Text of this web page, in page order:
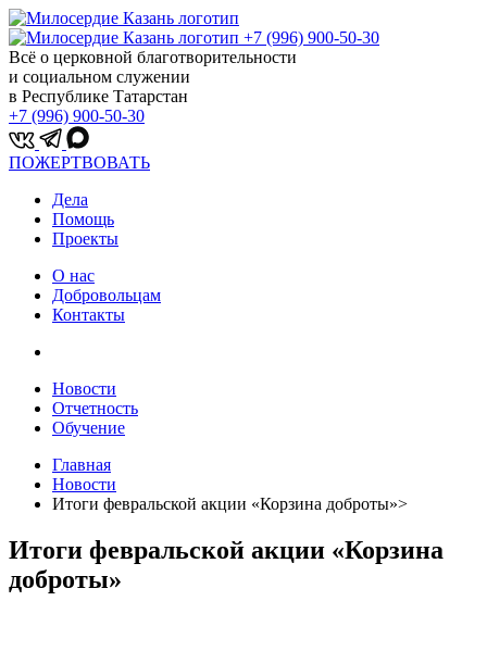
+7 (996) 900-50-30
Всё о церковной благотворительности
и социальном служении
в Республике Татарстан
+7 (996) 900-50-30
ПОЖЕРТВОВАТЬ
Дела
Помощь
Проекты
О нас
Добровольцам
Контакты
Новости
Отчетность
Обучение
Главная
Новости
Итоги февральской акции «Корзина доброты»>
Итоги февральской акции «Корзина
доброты»